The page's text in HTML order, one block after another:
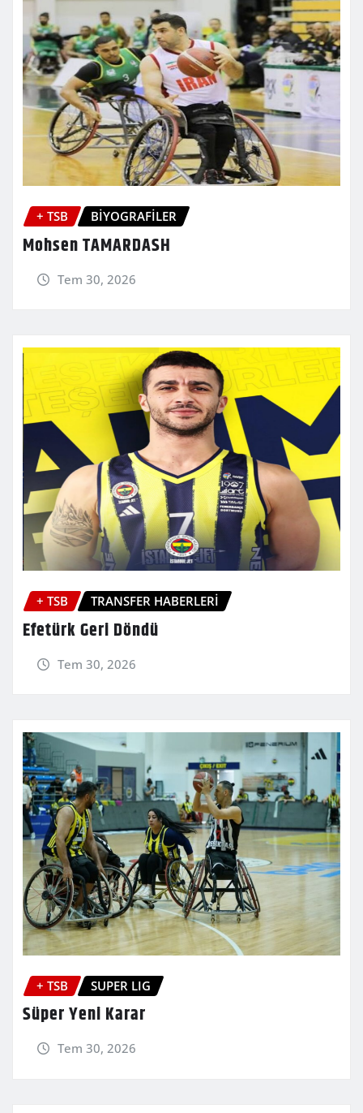
+ TSB BİYOGRAFİLER
Mohsen TAMARDASH
Tem 30, 2026
+ TSB TRANSFER HABERLERİ
Efetürk Geri Döndü
Tem 30, 2026
+ TSB SUPER LIG
Süper Yeni Karar
Tem 30, 2026